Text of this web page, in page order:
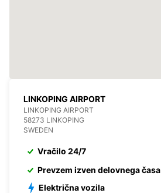
LINKOPING AIRPORT
LINKOPING AIRPORT
58273 LINKOPING
SWEDEN
Vračilo 24/7
Prevzem izven delovnega časa
Električna vozila